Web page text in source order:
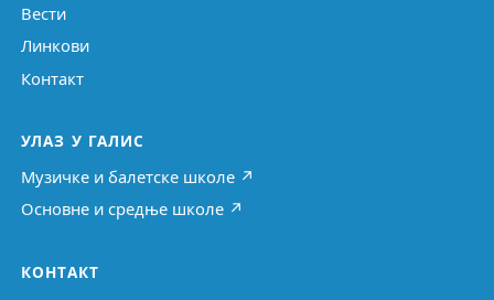
Вести
Линкови
Контакт
УЛАЗ У ГАЛИС
Музичке и балетске школе ↗
Основне и средње школе ↗
КОНТАКТ